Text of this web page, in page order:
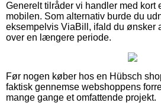
Generelt tilråder vi handler med kort
mobilen. Som alternativ burde du
eksempelvis ViaBill, ifald du ønsker
over en længere periode.
Før nogen køber hos en Hübsch
faktisk gennemse webshoppens
mange gange et omfattende projekt.